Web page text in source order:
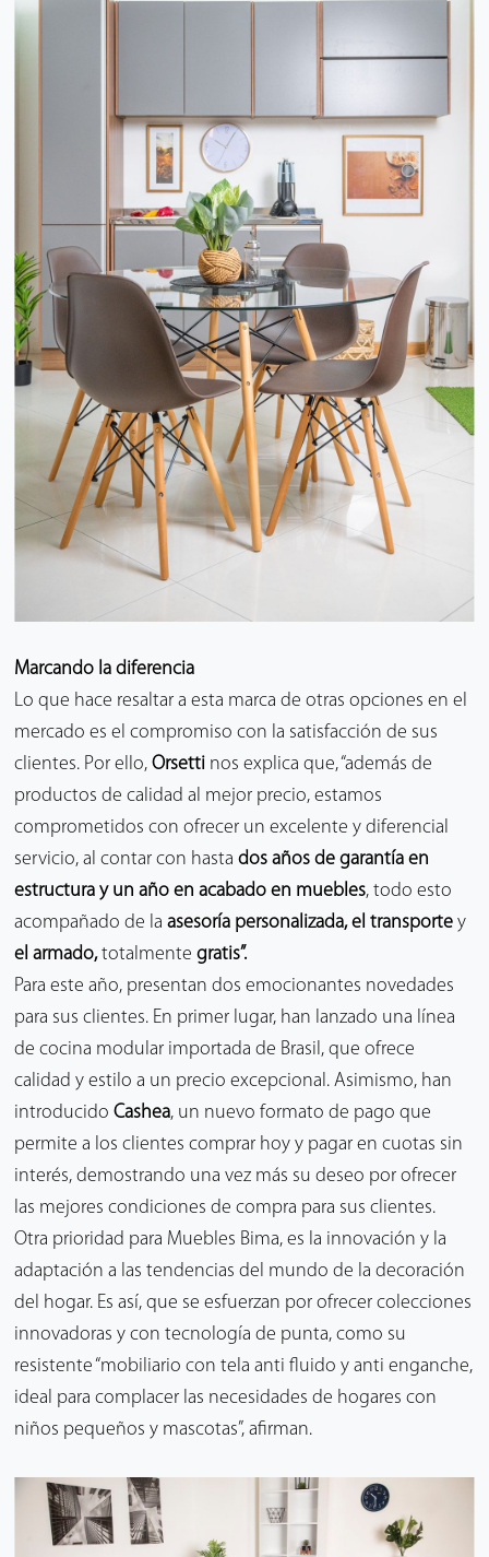
Marcando la diferencia
Lo que hace resaltar a esta marca de otras opciones en el
mercado es el compromiso con la satisfacción de sus
clientes. Por ello,Orsetti nos explica que, “además de
productos de calidad al mejor precio, estamos
comprometidos con ofrecer un excelente y diferencial
servicio, al contar con hastados años de garantía en
estructura y un año en acabado en muebles, todo esto
acompañado de laasesoría personalizada, el transportey
el armado,totalmentegratis”.
Para este año, presentan dos emocionantes novedades
para sus clientes. En primer lugar, han lanzado una línea
de cocina modular importada de Brasil, que ofrece
calidad y estilo a un precio excepcional. Asimismo, han
introducidoCashea, un nuevo formato de pago que
permite a los clientes comprar hoy y pagar en cuotas sin
interés, demostrando una vez más su deseo por ofrecer
las mejores condiciones de compra para sus clientes.
Otra prioridad para Muebles Bima, es la innovación y la
adaptación a las tendencias del mundo de la decoración
del hogar. Es así, que se esfuerzan por ofrecer colecciones
innovadoras y con tecnología de punta, como su
resistente “mobiliario con tela anti fluido y anti enganche,
ideal para complacer las necesidades de hogares con
niños pequeños y mascotas”, afirman.